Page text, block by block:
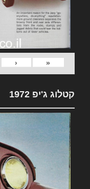
«
‹
קטלוג ג'יפ 1972